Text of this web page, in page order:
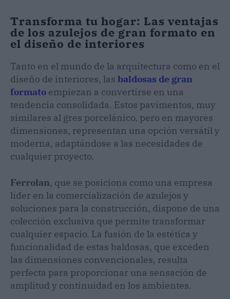
Transforma tu hogar: Las ventajas
de los azulejos de gran formato en
el diseño de interiores
Tanto en el mundo de la arquitectura como en el
diseño de interiores, las baldosas de gran
formato empiezan a convertirse en una
tendencia consolidada. Estos pavimentos, muy
similares al gres porcelánico, pero en mayores
dimensiones, representan una opción versátil y
moderna, adaptándose a las necesidades de
cualquier proyecto.
Ferrolan, que se posiciona como una empresa
líder en la comercialización de azulejos y
soluciones para la construcción, dispone de una
colección exclusiva que permite transformar
cualquier espacio. La fusión de la estética y
funcionalidad de estas baldosas, que exceden
las dimensiones convencionales, resulta
perfecta para proporcionar una sensación de
amplitud y continuidad en los ambientes.